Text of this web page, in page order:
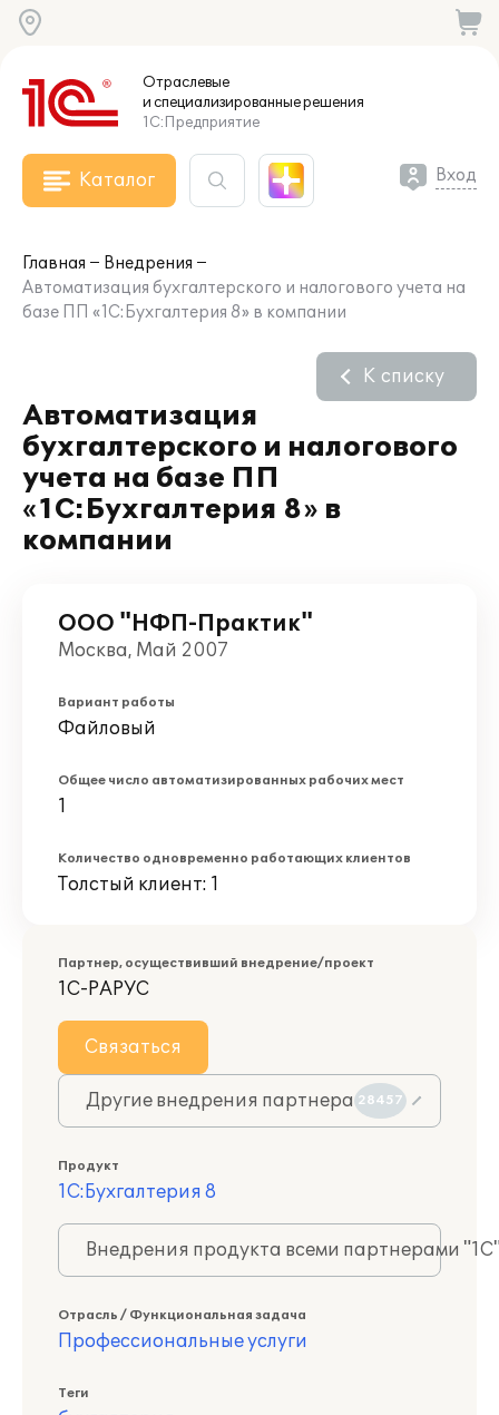
Отраслевые
и специализированныерешения
1С:Предприятие
Каталог Вход
Главная
Внедрения
Автоматизация бухгалтерского и налогового учета на
базе ПП «1С:Бухгалтерия 8» в компании
Автоматизация
бухгалтерского и налогового
учета на базе ПП
«1С:Бухгалтерия 8» в
компании
К списку
ООО "НФП-Практик"
Москва, Май 2007
Вариант работы
Файловый
Общее число автоматизированных рабочих мест
1
Количество одновременно работающих клиентов
Толстый клиент: 1
Партнер, осуществивший внедрение/проект
1С-РАРУС
Связаться
Другие внедрения партнера 28457
Продукт
1С:Бухгалтерия 8
Внедрения продукта всеми партнерами
Отрасль / Функциональная задача
Профессиональные услуги
Теги